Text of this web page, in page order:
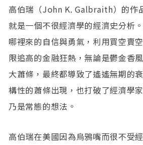
高伯瑞（John K. Galbraith）的作
就是一個不很經濟學的經濟史分析
哪裡來的自信與勇氣，利用買空賣
限追高的金融狂熱，無論是鬱金香
大蕭條，最終都導致了遙遙無期的
構性的蕭條出現，也打破了經濟學
乃是常態的想法。
高伯瑞在美國因為烏鴉嘴而很不受